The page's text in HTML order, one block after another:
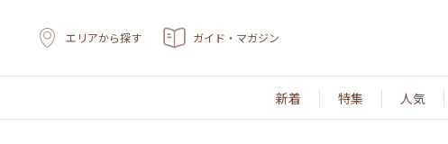
エリアから探す ガイド・マガジン
新着 特集 人気